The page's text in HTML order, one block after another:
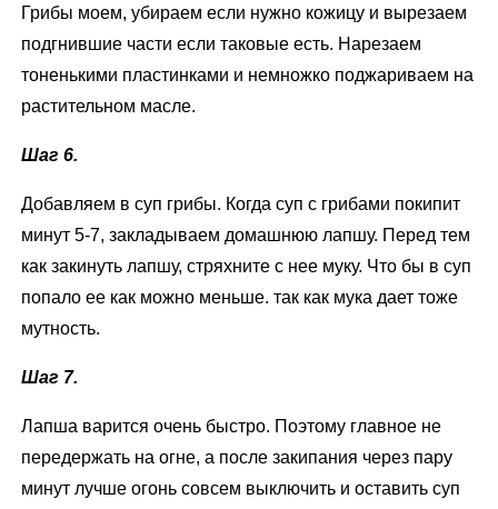
Грибы моем, убираем если нужно кожицу и вырезаем
подгнившие части если таковые есть. Нарезаем
тоненькими пластинками и немножко поджариваем на
растительном масле.
Шаг 6.
Добавляем в суп грибы. Когда суп с грибами покипит
минут 5-7, закладываем домашнюю лапшу. Перед тем
как закинуть лапшу, стряхните с нее муку. Что бы в суп
попало ее как можно меньше. так как мука дает тоже
мутность.
Шаг 7.
Лапша варится очень быстро. Поэтому главное не
передержать на огне, а после закипания через пару
минут лучше огонь совсем выключить и оставить суп